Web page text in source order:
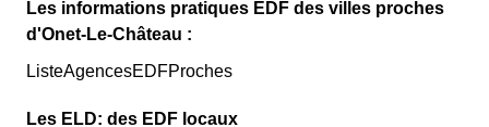
Les informations pratiques EDF des villes proches
d'Onet-Le-Château :
ListeAgencesEDFProches
Les ELD: des EDF locaux